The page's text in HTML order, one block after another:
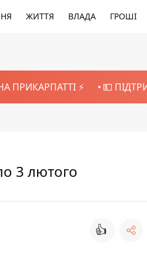
ЖИТТЯ ВЛАДА ГРОШІ
ПРИКАРПАТТІ ⚡️ 💵
3 лютого
👍